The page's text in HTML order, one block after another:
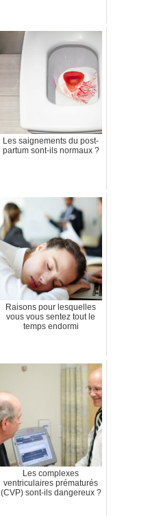
Les saignements du post-
partum sont-ils normaux ?
Raisons pour lesquelles
vous vous sentez tout le
temps endormi
Les complexes
ventriculaires prématurés
(CVP) sont-ils dangereux ?